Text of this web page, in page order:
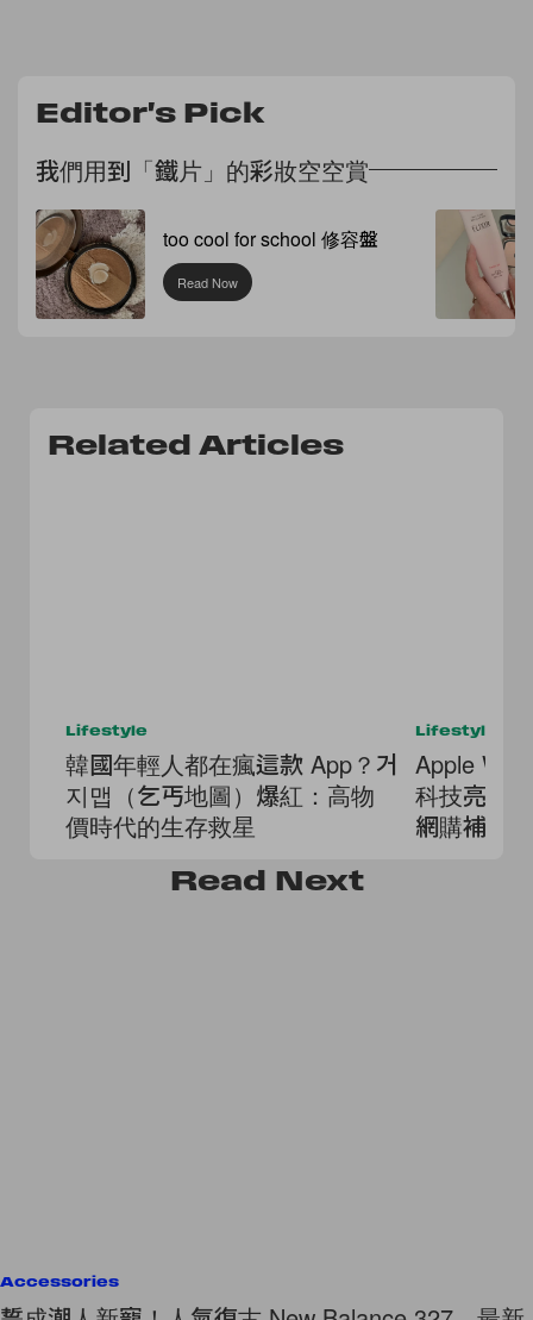
Editor's Pick
我們用到「鐵片」的彩妝空空賞
too cool for school 修容盤
Read Now
Related Articles
Lifestyle
韓國年輕人都在瘋這款 App？거
지맵（乞丐地圖）爆紅：高物
價時代的生存救星
Lifestyle
Apple
科技亮點
網購補貨
Read Next
Accessories